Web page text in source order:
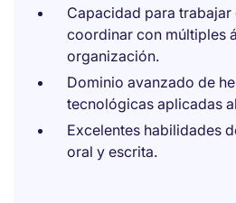
Capacidad para trabajar
coordinar con múltiples
organización.
Dominio avanzado de
tecnológicas aplicadas
Excelentes habilidades
oral y escrita.